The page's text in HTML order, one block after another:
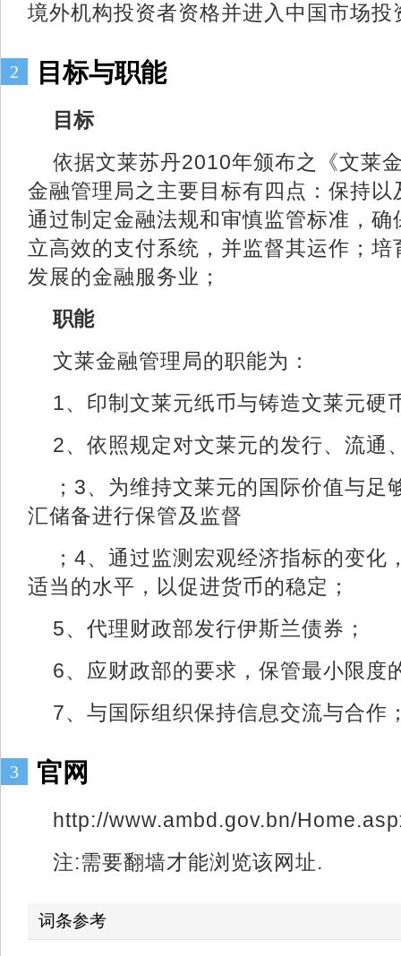
境外机构投资者资格并进入中国市场投
2 目标与职能
目标
依据文莱苏丹2010年颁布之《文莱
金融管理局之主要目标有四点：保持
通过制定金融法规和审慎监管标准，
立高效的支付系统，并监督其运作；
发展的金融服务业；
职能
文莱金融管理局的职能为：
1、印制文莱元纸币与铸造文莱元硬
2、依照规定对文莱元的发行、流通
；3、为维持文莱元的国际价值与足
汇储备进行保管及监督
；4、通过监测宏观经济指标的变化
适当的水平，以促进货币的稳定；
5、代理财政部发行伊斯兰债券；
6、应财政部的要求，保管最小限度
7、与国际组织保持信息交流与合作
3 官网
http://www.ambd.gov.bn/
注:需要翻墙才能浏览该网址.
词条参考